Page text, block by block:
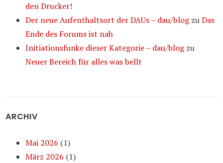
den Drucker!
Der neue Aufenthaltsort der DAUs – dau/blogzuDas
Ende des Forums ist nah
Initiationsfunke dieser Kategorie – dau/blogzu
Neuer Bereich für alles was bellt
ARCHIV
Mai 2026 (1)
März 2026 (1)